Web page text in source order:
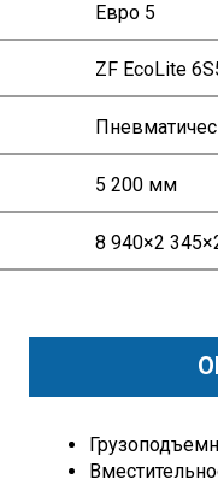
Евро 5
ZF EcoLite
5 200 мм
8 940×2